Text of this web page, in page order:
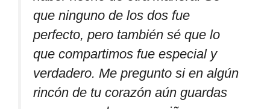
que ninguno de los dos fue
perfecto, pero también sé que lo
que compartimos fue especial y
verdadero. Me pregunto si en algún
rincón de tu corazón aún guardas